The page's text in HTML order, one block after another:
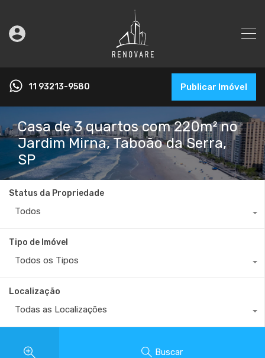
11 93213-9580 Publicar Imóvel
Casa de 3 quartos com 220m² no
Jardim Mirna, Taboão da Serra,
SP
Status da Propriedade
Todos
Tipo de Imóvel
Todos os Tipos
Localização
Todas as Localizações
Buscar